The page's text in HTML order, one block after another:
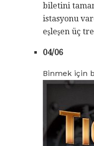
biletini
istasyonu
eşleşen üç
04/06
Binmek için